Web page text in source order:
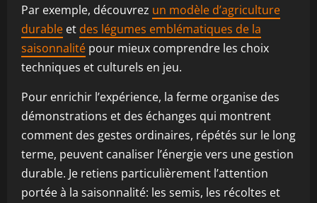
Par exemple, découvrez un modèle d’agriculture
durable et des légumes emblématiques de la
saisonnalité pour mieux comprendre les choix
techniques et culturels en jeu.
Pour enrichir l’expérience, la ferme organise des
démonstrations et des échanges qui montrent
comment des gestes ordinaires, répétés sur le long
terme, peuvent canaliser l’énergie vers une gestion
durable. Je retiens particulièrement l’attention
portée à la saisonnalité: les semis, les récoltes et